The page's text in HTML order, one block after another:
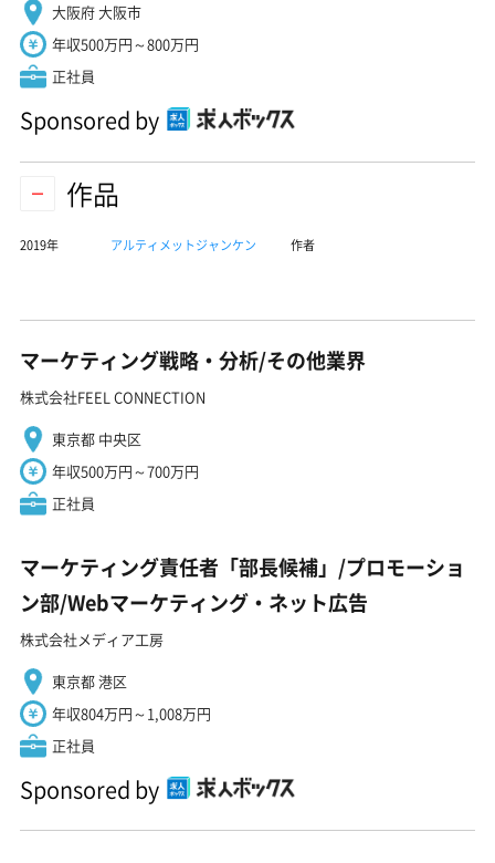
大阪府 大阪市
年収500万円～800万円
正社員
Sponsored by
作品
2019年 アルティメットジャンケン 作者
マーケティング戦略・分析/その他業界
株式会社FEEL CONNECTION
東京都 中央区
年収500万円～700万円
正社員
マーケティング責任者「部長候補」/プロモーショ
ン部/Webマーケティング・ネット広告
株式会社メディア工房
東京都 港区
年収804万円～1,008万円
正社員
Sponsored by